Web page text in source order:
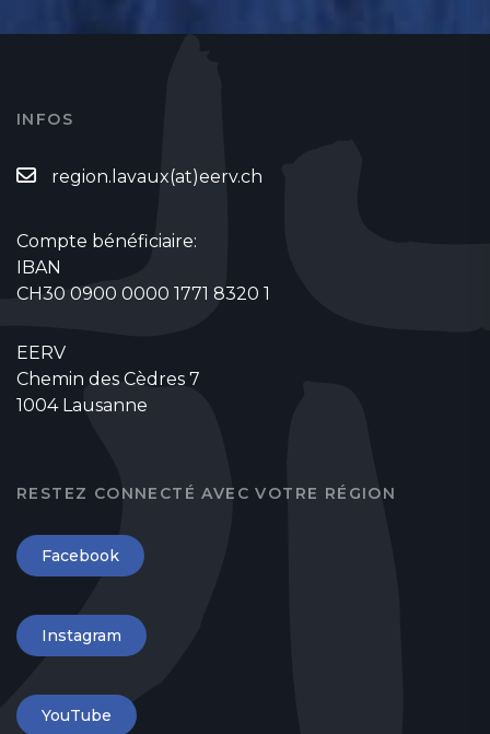
INFOS
region.lavaux(at)eerv.ch
Compte bénéficiaire:
IBAN
CH30 0900 0000 1771 8320 1
EERV
Chemin des Cèdres 7
1004 Lausanne
RESTEZ CONNECTÉ AVEC VOTRE RÉGION
Facebook
Instagram
YouTube